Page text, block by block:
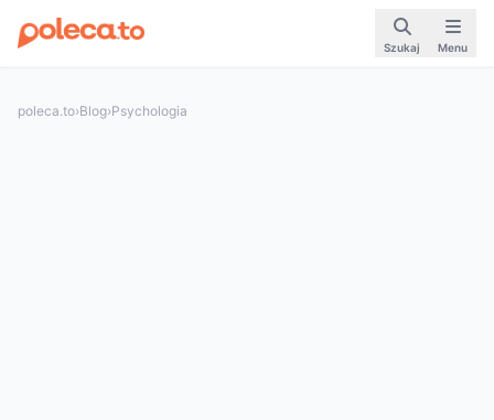
Szukaj Menu
poleca.to›Blog›Psychologia